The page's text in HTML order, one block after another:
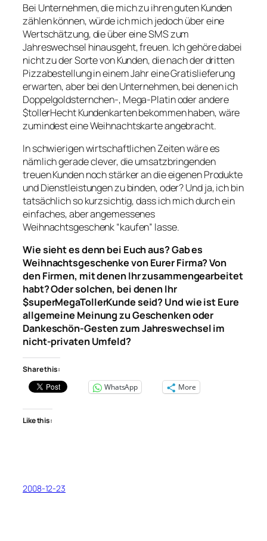
Bei Unternehmen, die mich zu ihren guten Kunden
zählen können, würde ich mich jedoch über eine
Wertschätzung, die über eine SMS zum
Jahreswechsel hinausgeht, freuen. Ich gehöre dabei
nicht zu der Sorte von Kunden, die nach der dritten
Pizzabestellung in einem Jahr eine Gratislieferung
erwarten, aber bei den Unternehmen, bei denen ich
Doppelgoldsternchen-, Mega-Platin oder andere
$tollerHecht Kundenkarten bekommen haben, wäre
zumindest eine Weihnachtskarte angebracht.
In schwierigen wirtschaftlichen Zeiten wäre es
nämlich gerade clever, die umsatzbringenden
treuen Kunden noch stärker an die eigenen Produkte
und Dienstleistungen zu binden, oder? Und ja, ich bin
tatsächlich so kurzsichtig, dass ich mich durch ein
einfaches, aber angemessenes
Weihnachtsgeschenk “kaufen” lasse.
Wie sieht es denn bei Euch aus? Gab es
Weihnachtsgeschenke von Eurer Firma? Von
den Firmen, mit denen Ihr zusammengearbeitet
habt? Oder solchen, bei denen Ihr
$superMegaTollerKunde seid? Und wie ist Eure
allgemeine Meinung zu Geschenken oder
Dankeschön-Gesten zum Jahreswechsel im
nicht-privaten Umfeld?
Share this:
WhatsApp
More
Like this:
2008-12-23